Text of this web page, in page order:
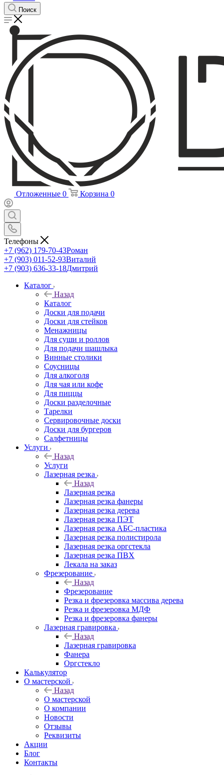
Поиск
Отложенные 0 Корзина 0
Телефоны
+7 (962) 179-70-43Роман
+7 (903) 011-52-93Виталий
+7 (903) 636-33-18Дмитрий
Каталог
Назад
Каталог
Доски для подачи
Доски для стейков
Менажницы
Для суши и роллов
Для подачи шашлыка
Винные столики
Соусницы
Для алкоголя
Для чая или кофе
Для пиццы
Доски разделочные
Тарелки
Сервировочные доски
Доски для бургеров
Салфетницы
Услуги
Назад
Услуги
Лазерная резка
Назад
Лазерная резка
Лазерная резка фанеры
Лазерная резка дерева
Лазерная резка ПЭТ
Лазерная резка АБС-пластика
Лазерная резка полистирола
Лазерная резка оргстекла
Лазерная резка ПВХ
Лекала на заказ
Фрезерование
Назад
Фрезерование
Резка и фрезеровка массива дерева
Резка и фрезеровка МДФ
Резка и фрезеровка фанеры
Лазерная гравировка
Назад
Лазерная гравировка
Фанера
Орг­стек­ло
Калькулятор
О мастерской
Назад
О мастерской
О компании
Новости
Отзывы
Реквизиты
Акции
Блог
Контакты